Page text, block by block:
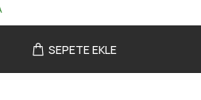
SEPETE EKLE